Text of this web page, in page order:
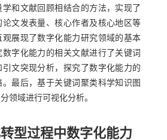
和文献回顾相结合的方法，实现了
论文发表量、核心作者及核心地区等
观展现了数字化能力研究领域的基本
字化能力的相关文献进行了关键词
文突现分析，探究了数字化能力的
最后，基于关键词聚类科学知识图
领域进行可视化分析。
型过程中数字化能力